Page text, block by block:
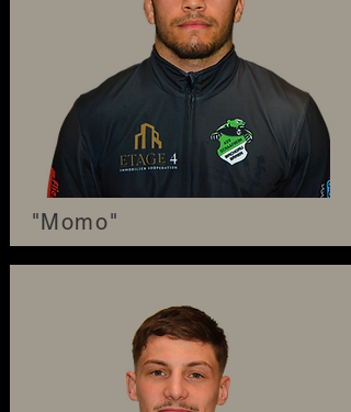
"Momo"